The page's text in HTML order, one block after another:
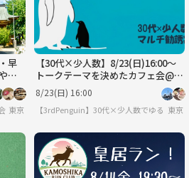
早
街
加
カラオケ会☕️など👨‍👩‍👧🐦
東京
【30代×少人数】8/23(日)16:00〜
トークテーマを決めたカフェ会@渋
谷
8/23(日) 16:00
【3rdPenguin】30代×少人数でゆるーく
東京